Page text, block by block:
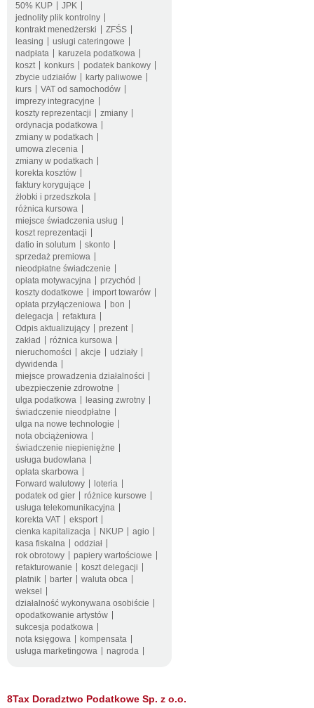
50% KUP
JPK
jednolity plik kontrolny
kontrakt menedżerski
ZFŚS
leasing
usługi cateringowe
nadpłata
karuzela podatkowa
koszt
konkurs
podatek bankowy
zbycie udziałów
karty paliwowe
kurs
VAT od samochodów
imprezy integracyjne
koszty reprezentacji
zmiany
ordynacja podatkowa
zmiany w podatkach
umowa zlecenia
zmiany w podatkach
korekta kosztów
faktury korygujące
żłobki i przedszkola
różnica kursowa
miejsce świadczenia usług
koszt reprezentacji
datio in solutum
skonto
sprzedaż premiowa
nieodpłatne świadczenie
opłata motywacyjna
przychód
koszty dodatkowe
import towarów
opłata przyłączeniowa
bon
delegacja
refaktura
Odpis aktualizujący
prezent
zakład
różnica kursowa
nieruchomości
akcje
udziały
dywidenda
miejsce prowadzenia działalności
ubezpieczenie zdrowotne
ulga podatkowa
leasing zwrotny
świadczenie nieodpłatne
ulga na nowe technologie
nota obciążeniowa
świadczenie niepieniężne
usługa budowlana
opłata skarbowa
Forward walutowy
loteria
podatek od gier
różnice kursowe
usługa telekomunikacyjna
korekta VAT
eksport
cienka kapitalizacja
NKUP
agio
kasa fiskalna
oddział
rok obrotowy
papiery wartościowe
refakturowanie
koszt delegacji
płatnik
barter
waluta obca
weksel
działalność wykonywana osobiście
opodatkowanie artystów
sukcesja podatkowa
nota księgowa
kompensata
usługa marketingowa
nagroda
8Tax Doradztwo Podatkowe Sp. z o.o.